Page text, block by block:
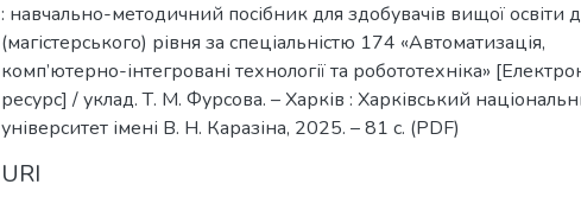
: навчально-методичний посібник для здобувачів вищої освіти
(магістерського) рівня за спеціальністю 174 «Автоматизація,
комп’ютерно-інтегровані технології та робототехніка»
ресурс] / уклад. Т. М. Фурсова. – Харків : Харківський
університет імені В. Н. Каразіна, 2025. – 81 с. (PDF)
URI